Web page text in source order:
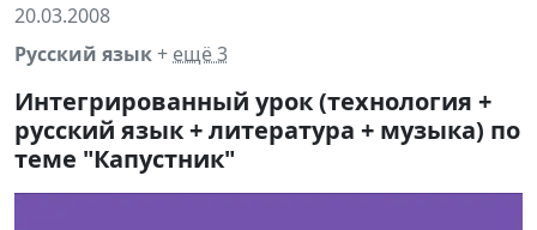
20.03.2008
Русский язык+ ещё 3
Интегрированный урок (технология +
русский язык + литература + музыка) по
теме "Капустник"